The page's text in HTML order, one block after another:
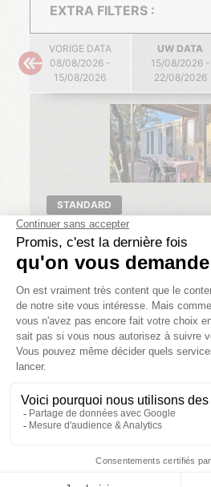
VORIGE DATA
08/08/2026 -
15/08/2026
UW DATA
15/08/2026 -
22/08/2026
STANDARD
ARIZONA STANDAARD
3 Slp. 6 personen 1 badk.
08/08/2026 -
15/08/2026
15/08/2026 -
22/08/2026
KLIK
HIER
KLIK
HIER
EXTRA FILTERS :